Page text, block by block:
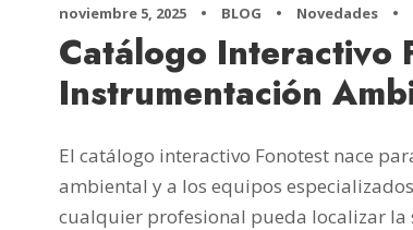
noviembre 5, 2025 • BLOG • Novedades •
Catálogo Interactivo
Instrumentación
El catálogo interactivo Fonotest nace
ambiental y a los equipos
cualquier profesional pueda localizar la